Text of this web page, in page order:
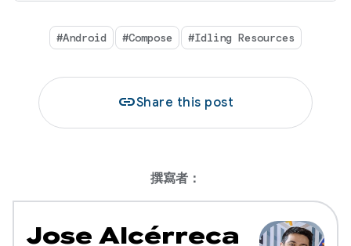
#Android #Compose #Idling Resources
linkShare this post
撰寫者：
Jose Alcérreca